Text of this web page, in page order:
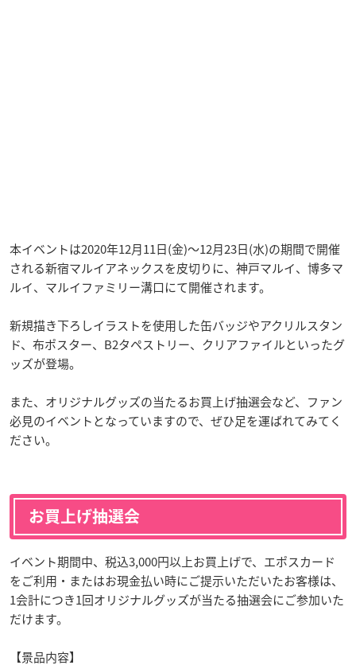
本イベントは2020年12月11日(金)～12月23日(水)の期間で開催
される新宿マルイアネックスを皮切りに、神戸マルイ、博多マ
ルイ、マルイファミリー溝口にて開催されます。
新規描き下ろしイラストを使用した缶バッジやアクリルスタン
ド、布ポスター、B2タペストリー、クリアファイルといったグ
ッズが登場。
また、オリジナルグッズの当たるお買上げ抽選会など、ファン
必見のイベントとなっていますので、ぜひ足を運ばれてみてく
ださい。
お買上げ抽選会
イベント期間中、税込3,000円以上お買上げで、エポスカード
をご利用・またはお現金払い時にご提示いただいたお客様は、
1会計につき1回オリジナルグッズが当たる抽選会にご参加いた
だけます。
【景品内容】